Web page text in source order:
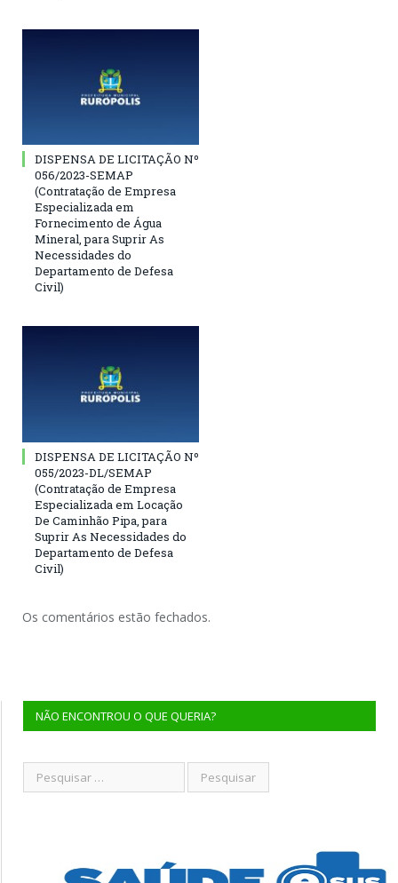
DISPENSA DE LICITAÇÃO Nº
056/2023-SEMAP
(Contratação de Empresa
Especializada em
Fornecimento de Água
Mineral, para Suprir As
Necessidades do
Departamento de Defesa
Civil)
DISPENSA DE LICITAÇÃO Nº
055/2023-DL/SEMAP
(Contratação de Empresa
Especializada em Locação
De Caminhão Pipa, para
Suprir As Necessidades do
Departamento de Defesa
Civil)
Os comentários estão fechados.
NÃO ENCONTROU O QUE QUERIA?